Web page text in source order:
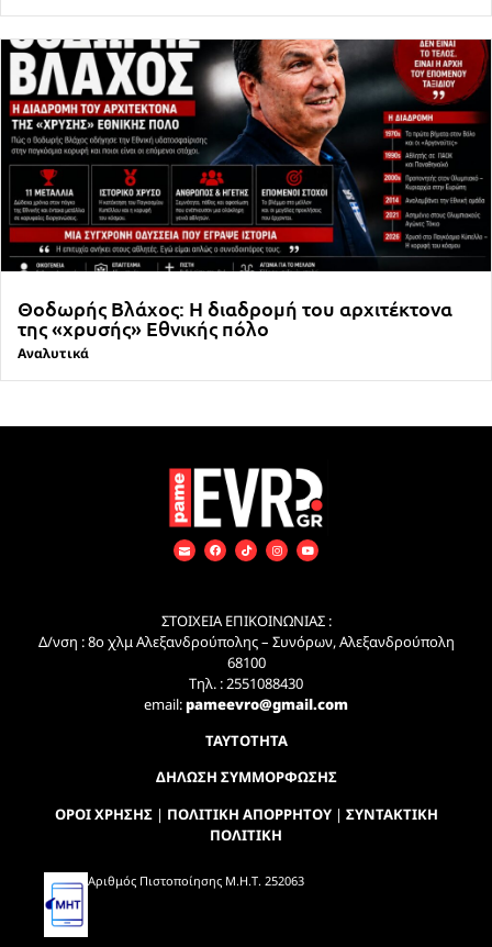
Θοδωρής Βλάχος: Η διαδρομή του αρχιτέκτονα
της «χρυσής» Εθνικής πόλο
Αναλυτικά
ΣΤΟΙΧΕΙΑ ΕΠΙΚΟΙΝΩΝΙΑΣ :
Δ/νση : 8ο χλμ Αλεξανδρούπολης – Συνόρων, Αλεξανδρούπολη
68100
Τηλ. : 2551088430
email:pameevro@gmail.com
ΤΑΥΤΟΤΗΤΑ
ΔΗΛΩΣΗ ΣΥΜΜΟΡΦΩΣΗΣ
ΟΡΟΙ ΧΡΗΣΗΣ| ΠΟΛΙΤΙΚΗ ΑΠΟΡΡΗΤΟΥ| ΣΥΝΤΑΚΤΙΚΗ
ΠΟΛΙΤΙΚΗ
Αριθμός Πιστοποίησης Μ.Η.Τ. 252063